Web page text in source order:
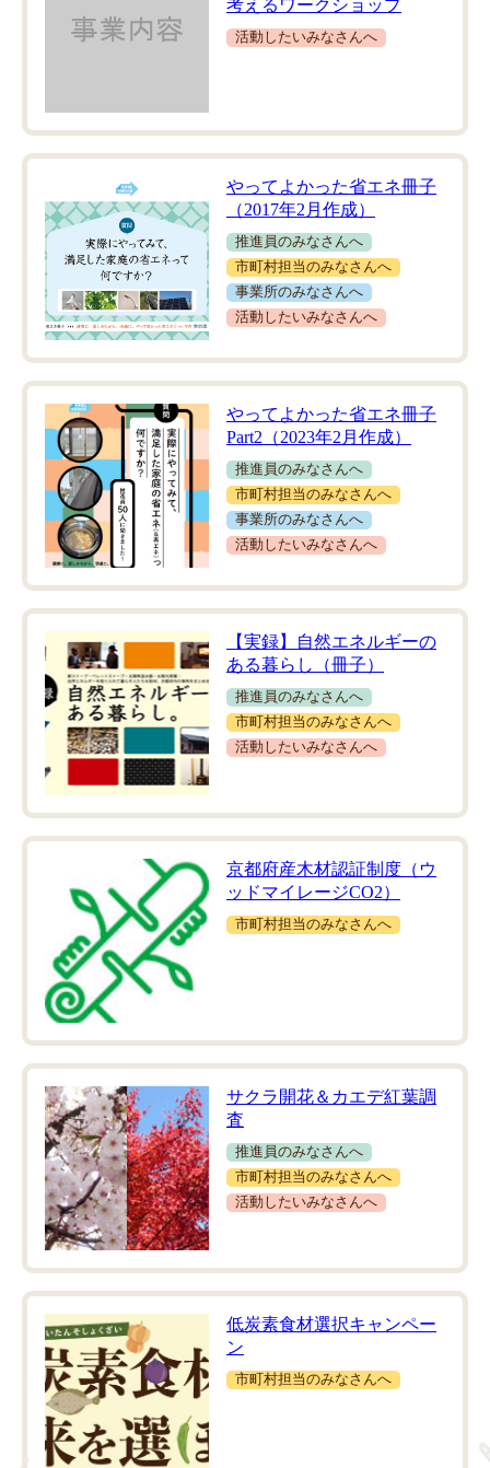
考えるワークショップ
活動したいみなさんへ
やってよかった省エネ冊子
（2017年2月作成）
推進員のみなさんへ
市町村担当のみなさんへ
事業所のみなさんへ
活動したいみなさんへ
やってよかった省エネ冊子
Part2（2023年2月作成）
推進員のみなさんへ
市町村担当のみなさんへ
事業所のみなさんへ
活動したいみなさんへ
【実録】自然エネルギーの
ある暮らし（冊子）
推進員のみなさんへ
市町村担当のみなさんへ
活動したいみなさんへ
京都府産木材認証制度（ウ
ッドマイレージCO2）
市町村担当のみなさんへ
サクラ開花＆カエデ紅葉調
査
推進員のみなさんへ
市町村担当のみなさんへ
活動したいみなさんへ
低炭素食材選択キャンペー
ン
市町村担当のみなさんへ